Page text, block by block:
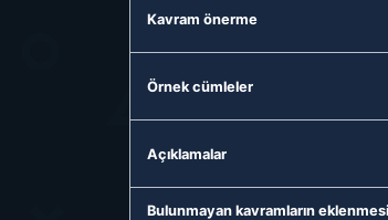
Kavram önerme
Örnek cümleler
Açıklamalar
Bulunmayan kavramların